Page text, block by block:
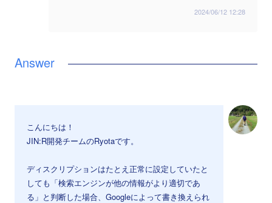
2024/06/12 12:28
こんにちは！
JIN:R開発チームのRyotaです。
ディスクリプションはたとえ正常に設定していたと
しても「検索エンジンが他の情報がより適切であ
る」と判断した場合、Googleによって書き換えられ